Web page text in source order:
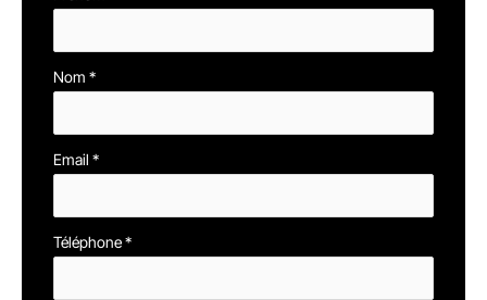
avec
téléphone
Nom *
Email *
Téléphone*